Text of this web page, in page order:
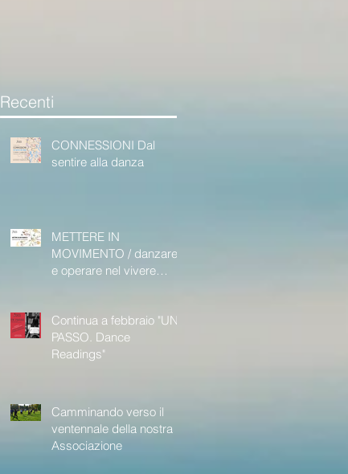
Recenti
CONNESSIONI Dal
sentire alla danza
METTERE IN
MOVIMENTO / danzare
e operare nel vivere
Continua a febbraio "UN
PASSO. Dance
Readings"
Camminando verso il
ventennale della nostra
Associazione